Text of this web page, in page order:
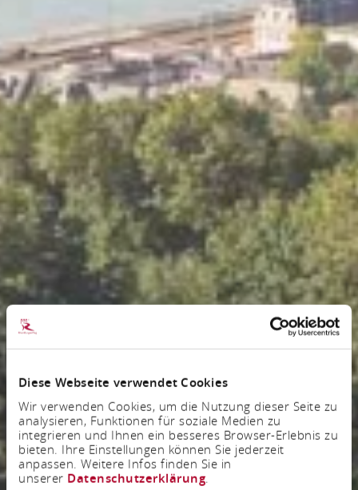
Diese Webseite verwendet Cookies
Wir verwenden Cookies, um die Nutzung dieser Seite zu
analysieren, Funktionen für soziale Medien zu
integrieren und Ihnen ein besseres Browser-Erlebnis zu
bieten. Ihre Einstellungen können Sie jederzeit
anpassen. Weitere Infos finden Sie in
unserer Datenschutzerklärung.